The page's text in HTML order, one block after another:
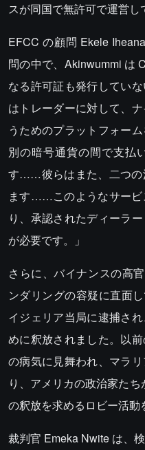
スが同国で無許可で運営し
EFCC の顧問 Ekele
問の中で、Akinwummi は
なる許可証も発行してい
はトレーダーに対して、
うためのプラットフォー
別の暗号通貨の間で支払
す……彼らはまた、二つの
ます……このようなサービ
り、承認されたディーラ
が必要です。」
さらに、バイナンスの高
ンダリングの容疑に直面
イジェリア当局に逮捕さ
めに釈放されました。以
の病気に見舞われ、マラ
り、アメリカの政治家た
の釈放を求めるロビー活動
裁判官 Emeka Nwite は、